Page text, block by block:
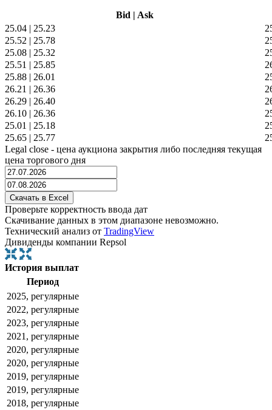
Bid | Ask
25.04 | 25.23
25.52 | 25.78
25.08 | 25.32
25.51 | 25.85
25.88 | 26.01
26.21 | 26.36
26.29 | 26.40
26.10 | 26.36
25.01 | 25.18
25.65 | 25.77
Legal close - цена аукциона закрытия либо последняя текущая
цена торгового дня
Проверьте корректность ввода дат
Скачивание данных в этом диапазоне невозможно.
Технический анализ от TradingView
Дивиденды компании Repsol
История выплат
Период
2025, регулярные
2022, регулярные
2023, регулярные
2021, регулярные
2020, регулярные
2020, регулярные
2019, регулярные
2019, регулярные
2018, регулярные